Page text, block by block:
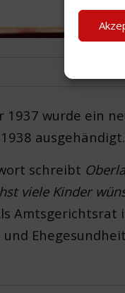
1937 wurde ein
ausgehändigt.
schreibt
viele Kinder
und